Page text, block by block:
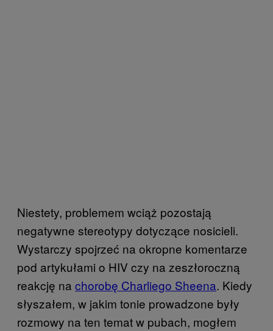
Niestety, problemem wciąż pozostają
negatywne stereotypy dotyczące nosicieli.
Wystarczy spojrzeć na okropne komentarze
pod artykułami o HIV czy na zeszłoroczną
reakcję na chorobę Charliego Sheena. Kiedy
słyszałem, w jakim tonie prowadzone były
rozmowy na ten temat w pubach, mogłem